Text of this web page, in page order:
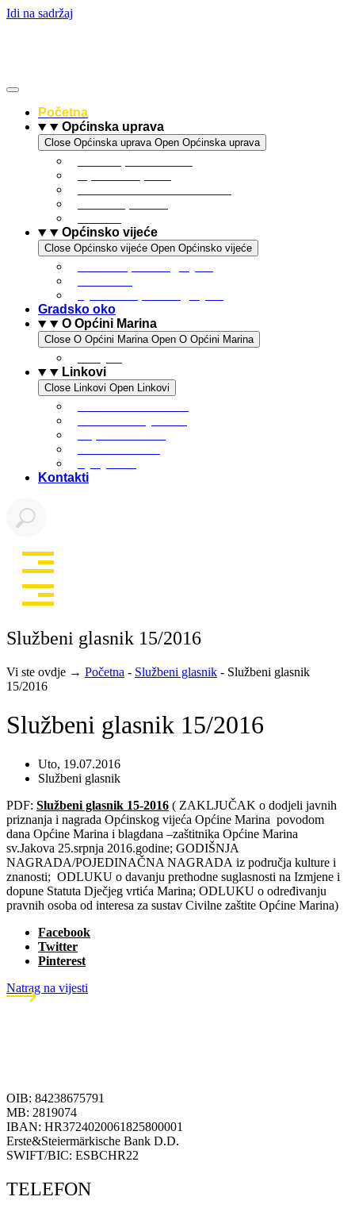
Idi na sadržaj
Početna
Općinska uprava
Close Općinska uprava Open Općinska uprava
Općinsko vijeće
Close Općinsko vijeće Open Općinsko vijeće
Gradsko oko
O Općini Marina
Close O Općini Marina Open O Općini Marina
Linkovi
Close Linkovi Open Linkovi
Kontakti
Službeni glasnik 15/2016
Vi ste ovdje → Početna - Službeni glasnik - Službeni glasnik
15/2016
Službeni glasnik 15/2016
Uto, 19.07.2016
Službeni glasnik
PDF: Službeni glasnik 15-2016 ( ZAKLJUČAK o dodjeli javnih
priznanja i nagrada Općinskog vijeća Općine Marina povodom
dana Općine Marina i blagdana –zaštitnika Općine Marina
sv.Jakova 25.srpnja 2016.godine; GODIŠNJA
NAGRADA/POJEDINAČNA NAGRADA iz područja kulture i
znanosti; ODLUKU o davanju prethodne suglasnosti na Izmjene i
dopune Statuta Dječjeg vrtića Marina; ODLUKU o određivanju
pravnih osoba od interesa za sustav Civilne zaštite Općine Marina)
Facebook
Twitter
Pinterest
Natrag na vijesti
OIB: 84238675791
MB: 2819074
IBAN: HR3724020061825800001
Erste&Steiermärkische Bank D.D.
SWIFT/BIC: ESBCHR22
TELEFON